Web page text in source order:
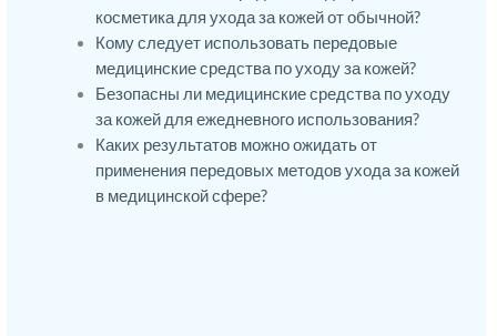
косметика для ухода за кожей от обычной?
Кому следует использовать передовые
медицинские средства по уходу за кожей?
Безопасны ли медицинские средства по уходу
за кожей для ежедневного использования?
Каких результатов можно ожидать от
применения передовых методов ухода за кожей
в медицинской сфере?